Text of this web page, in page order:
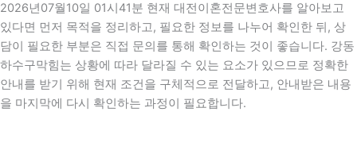
2026년07월10일 01시41분 현재 대전이혼전문변호사를 알아보고
있다면 먼저 목적을 정리하고, 필요한 정보를 나누어 확인한 뒤, 상
담이 필요한 부분은 직접 문의를 통해 확인하는 것이 좋습니다. 강동
하수구막힘는 상황에 따라 달라질 수 있는 요소가 있으므로 정확한
안내를 받기 위해 현재 조건을 구체적으로 전달하고, 안내받은 내용
을 마지막에 다시 확인하는 과정이 필요합니다.